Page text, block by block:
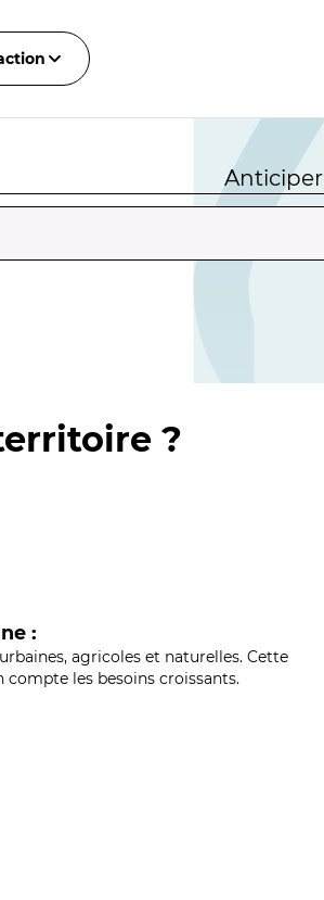
Anticiper
?
:
agricoles et naturelles. Cette
les besoins croissants.